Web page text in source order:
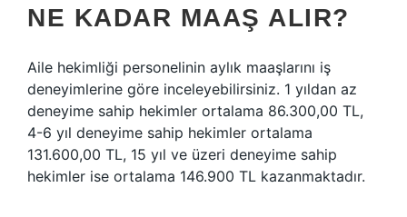
NE KADAR MAAŞ ALIR?
Aile hekimliği personelinin aylık maaşlarını iş
deneyimlerine göre inceleyebilirsiniz. 1 yıldan az
deneyime sahip hekimler ortalama 86.300,00 TL,
4-6 yıl deneyime sahip hekimler ortalama
131.600,00 TL, 15 yıl ve üzeri deneyime sahip
hekimler ise ortalama 146.900 TL kazanmaktadır.